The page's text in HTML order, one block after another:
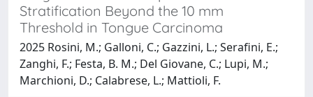
Stratification Beyond the 10 mm
Threshold in Tongue Carcinoma
2025 Rosini, M.; Galloni, C.; Gazzini, L.; Serafini, E.;
Zanghi, F.; Festa, B. M.; Del Giovane, C.; Lupi, M.;
Marchioni, D.; Calabrese, L.; Mattioli, F.